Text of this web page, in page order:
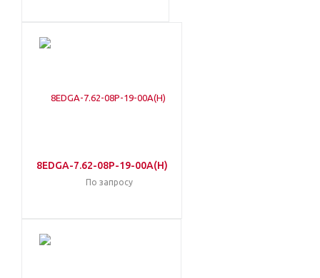
8EDGA-7.62-08P-19-00A(H)
По запросу